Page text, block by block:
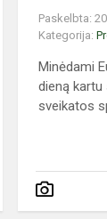
Paskelbta:
Kategorija:
Minėdami
dieną
sveikatos